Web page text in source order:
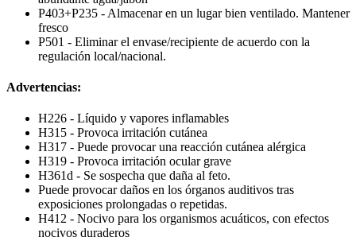
P403+P235 - Almacenar en un lugar bien ventilado. Mantener
fresco
P501 - Eliminar el envase/recipiente de acuerdo con la
regulación local/nacional.
Advertencias:
H226 - Líquido y vapores inflamables
H315 - Provoca irritación cutánea
H317 - Puede provocar una reacción cutánea alérgica
H319 - Provoca irritación ocular grave
H361d - Se sospecha que daña al feto.
Puede provocar daños en los órganos auditivos tras
exposiciones prolongadas o repetidas.
H412 - Nocivo para los organismos acuáticos, con efectos
nocivos duraderos